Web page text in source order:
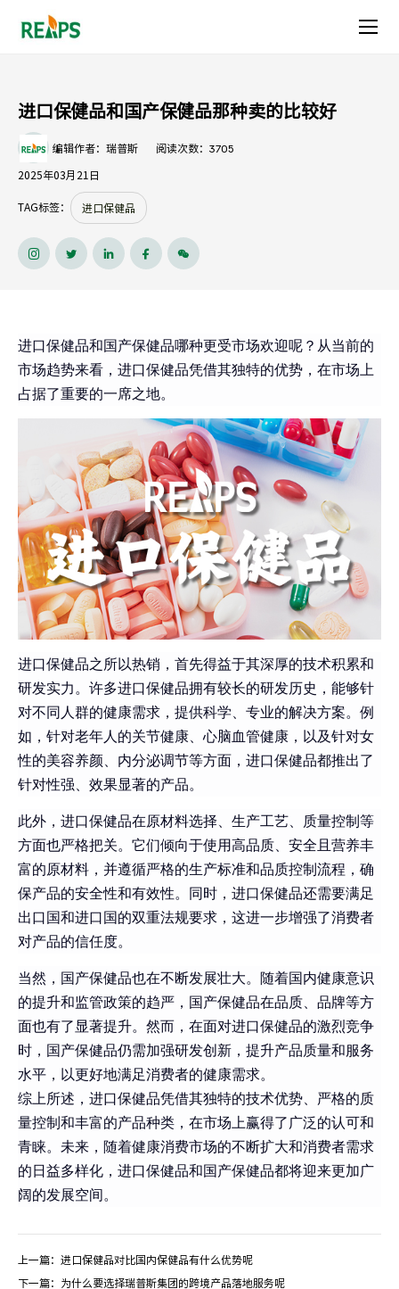
进
品
和
国
健
品
卖
的
比
好
进口保健品和国产保健品那种卖的比较好
编辑作者：瑞普斯 阅读次数： 3705
2025年03月21日
TAG标签： 进口保健品
进口保健品和国产保健品哪种更受市场欢迎呢？从当前的
市场趋势来看，进口保健品凭借其独特的优势，在市场上
占据了重要的一席之地。
进口保健品之所以热销，首先得益于其深厚的技术积累和
研发实力。许多进口保健品拥有较长的研发历史，能够针
对不同人群的健康需求，提供科学、专业的解决方案。例
如，针对老年人的关节健康、心脑血管健康，以及针对女
性的美容养颜、内分泌调节等方面，进口保健品都推出了
针对性强、效果显著的产品。
此外，进口保健品在原材料选择、生产工艺、质量控制等
方面也严格把关。它们倾向于使用高品质、安全且营养丰
富的原材料，并遵循严格的生产标准和品质控制流程，确
保产品的安全性和有效性。同时，进口保健品还需要满足
出口国和进口国的双重法规要求，这进一步增强了消费者
对产品的信任度。
当然，国产保健品也在不断发展壮大。随着国内健康意识
的提升和监管政策的趋严，国产保健品在品质、品牌等方
面也有了显著提升。然而，在面对进口保健品的激烈竞争
时，国产保健品仍需加强研发创新，提升产品质量和服务
水平，以更好地满足消费者的健康需求。
综上所述，进口保健品凭借其独特的技术优势、严格的质
量控制和丰富的产品种类，在市场上赢得了广泛的认可和
青睐。未来，随着健康消费市场的不断扩大和消费者需求
的日益多样化，进口保健品和国产保健品都将迎来更加广
阔的发展空间。
上一篇： 进口保健品对比国内保健品有什么优势呢
下一篇： 为什么要选择瑞普斯集团的跨境产品落地服务呢